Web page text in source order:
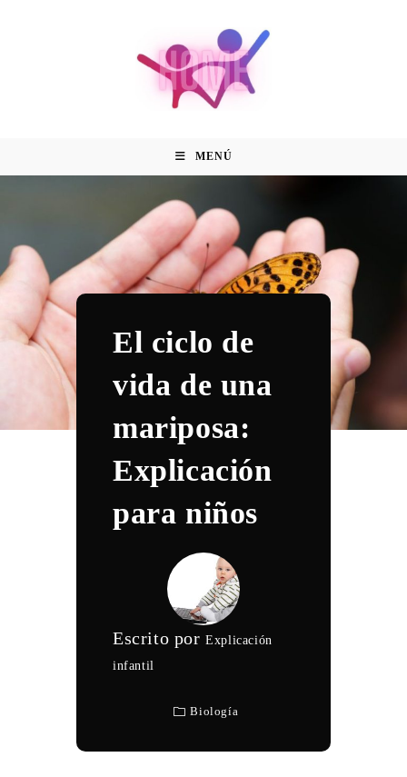
MENÚ
El ciclo de
vida de una
mariposa:
Explicación
para niños
Escrito porExplicación
infantil
Biología